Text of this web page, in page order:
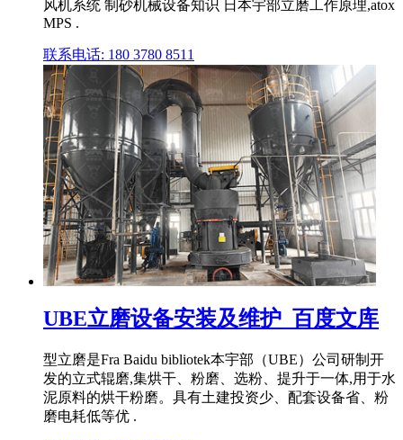
风机系统 制砂机械设备知识 日本宇部立磨工作原理,atox
MPS .
联系电话: 180 3780 8511
UBE立磨设备安装及维护_百度文库
型立磨是Fra Baidu bibliotek本宇部（UBE）公司研制开
发的立式辊磨,集烘干、粉磨、选粉、提升于一体,用于水
泥原料的烘干粉磨。具有土建投资少、配套设备省、粉
磨电耗低等优 .